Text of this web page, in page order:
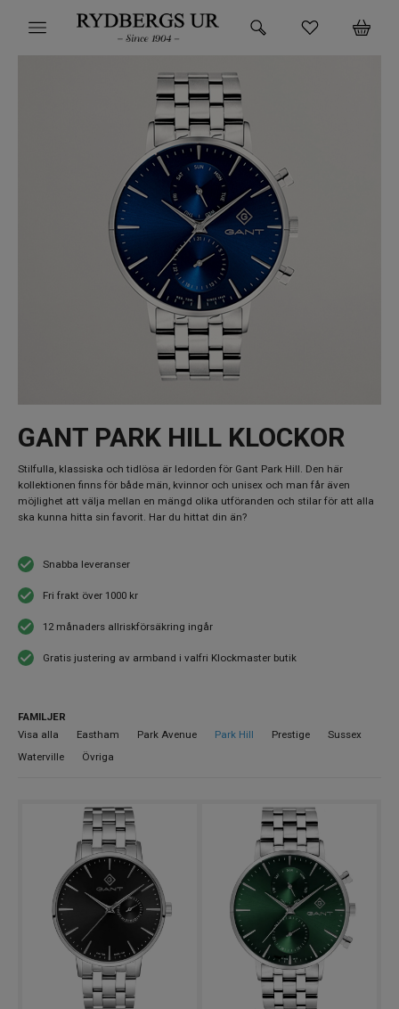
HITTA DIN KLOCKA
GANT PARK HILL KLOCKOR
Stilfulla, klassiska och tidlösa är ledorden för Gant Park Hill. Den här
kollektionen finns för både män, kvinnor och unisex och man får även
möjlighet att välja mellan en mängd olika utföranden och stilar för att alla
ska kunna hitta sin favorit. Har du hittat din än?
Snabba leveranser
Fri frakt över 1000 kr
12 månaders allriskförsäkring ingår
Gratis justering av armband i valfri Klockmaster butik
FAMILJER
Visa alla
Eastham Park Avenue Park Hill Prestige
Sussex
Waterville
Övriga